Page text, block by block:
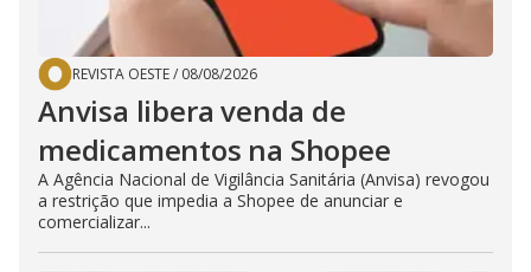
REVISTA OESTE/ 08/08/2026
Anvisa libera venda de
medicamentos na Shopee
A Agência Nacional de Vigilância Sanitária (Anvisa) revogou
a restrição que impedia a Shopee de anunciar e
comercializar...